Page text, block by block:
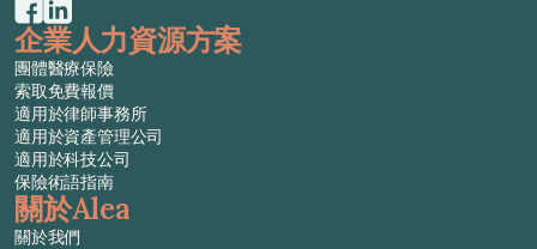
企業人力資源方案
團體醫療保險
索取免費報價
適用於律師事務所
適用於資產管理公司
適用於科技公司
保險術語指南
關於Alea
關於我們